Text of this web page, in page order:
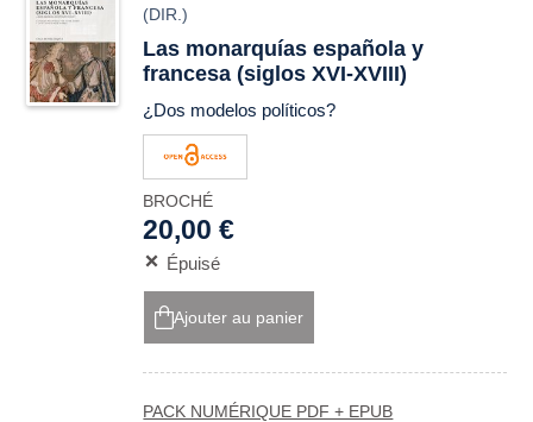
(DIR.)
Las monarquías española y
francesa (siglos XVI-XVIII)
¿Dos modelos políticos?
BROCHÉ
20,00 €
Épuisé
Ajouter au panier
PACK NUMÉRIQUE PDF + EPUB